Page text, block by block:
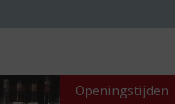
Openingstijden